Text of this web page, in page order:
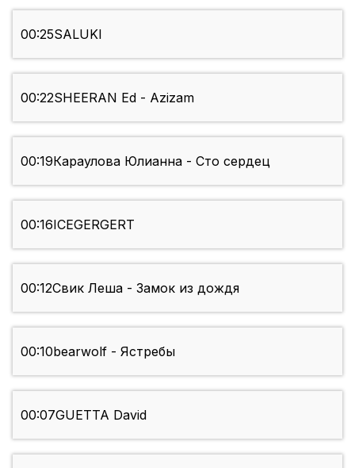
00:25SALUKI
00:22SHEERAN Ed - Azizam
00:19Караулова Юлианна - Сто сердец
00:16ICEGERGERT
00:12Свик Леша - Замок из дождя
00:10bearwolf - Ястребы
00:07GUETTA David